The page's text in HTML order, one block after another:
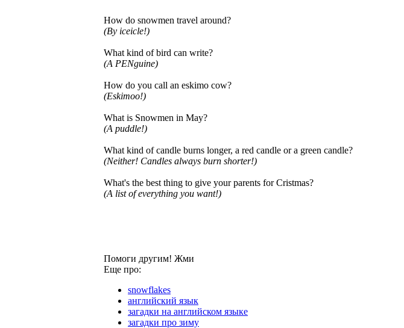
How do snowmen travel around?
(By iceicle!)
What kind of bird can write?
(A PENguine)
How do you call an eskimo cow?
(Eskimoo!)
What is Snowmen in May?
(A puddle!)
What kind of candle burns longer, a red candle or a green candle?
(Neither! Candles always burn shorter!)
What's the best thing to give your parents for Cristmas?
(A list of everything you want!)
Помоги другим! Жми
Еще про:
snowflakes
английский язык
загадки на английском языке
загадки про зиму